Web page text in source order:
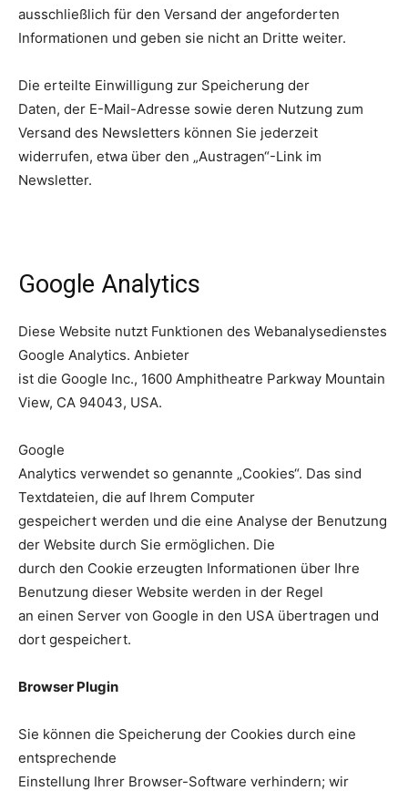
ausschließlich für den Versand der angeforderten
Informationen und geben sie nicht an Dritte weiter.
Die erteilte Einwilligung zur Speicherung der
Daten, der E-Mail-Adresse sowie deren Nutzung zum
Versand des Newsletters können Sie jederzeit
widerrufen, etwa über den „Austragen“-Link im
Newsletter.
Google Analytics
Diese Website nutzt Funktionen des Webanalysedienstes
Google Analytics. Anbieter
ist die Google Inc., 1600 Amphitheatre Parkway Mountain
View, CA 94043, USA.
Google
Analytics verwendet so genannte „Cookies“. Das sind
Textdateien, die auf Ihrem Computer
gespeichert werden und die eine Analyse der Benutzung
der Website durch Sie ermöglichen. Die
durch den Cookie erzeugten Informationen über Ihre
Benutzung dieser Website werden in der Regel
an einen Server von Google in den USA übertragen und
dort gespeichert.
Browser Plugin
Sie können die Speicherung der Cookies durch eine
entsprechende
Einstellung Ihrer Browser-Software verhindern; wir